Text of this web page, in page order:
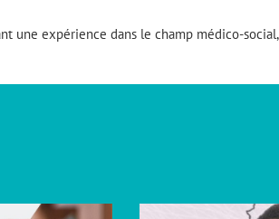
une expérience dans le champ médico-social,